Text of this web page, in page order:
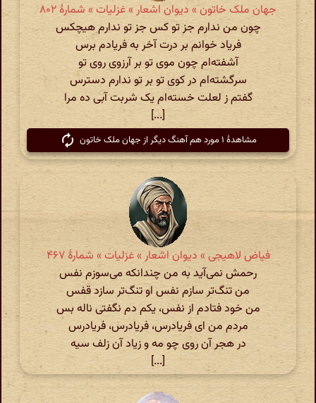
جهان ملک خاتون » دیوان اشعار » غزلیات » شمارهٔ ۸۰۲
چون من ندارم جز تو کس جز تو ندارم هیچکس
فریاد خوانم بر درت آخر به فریادم برس
آشفته‌ام چون موی تو بر آرزوی روی تو
سرگشته‌ام در کوی تو بر تو ندارم دسترس
گفتم ز لعلت خسته‌ام یک شربت آبی ده مرا
[...]
مشاهدهٔ ۱ مورد هم آهنگ دیگر از جهان ملک خاتون
فیاض لاهیجی » دیوان اشعار » غزلیات » شمارهٔ ۴۶۷
رحمش نمی‌آید به من چندانکه می‌سوزم نفس
من تنگ‌تر سازم نفس او تنگ‌تر سازد قفس
من خود فتادم از نفس، یکم دم نگفتی ناله بس
مردم من ای فریادرس، فریادرس، فریادرس
در هجر آن روی چو مه و زیاد آن زلف سیه
[...]